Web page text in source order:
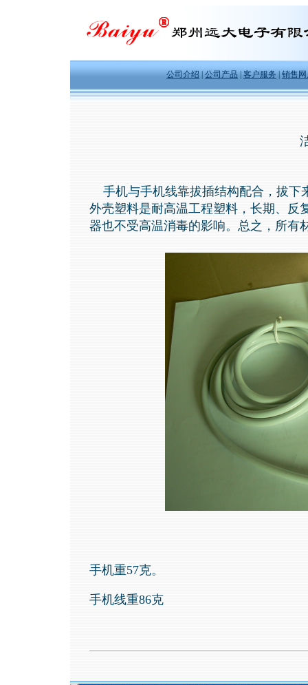
公司介绍|公司产品|客户服务|销售
手机与手机线靠拔插结构配合，拔下
外壳塑料是耐高温工程塑料，长期、反
器也不受高温消毒的影响。总之，所有
手机重57克。
手机线重86克